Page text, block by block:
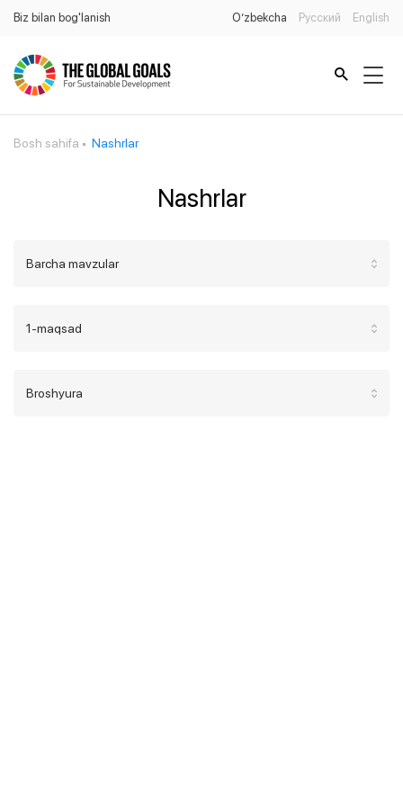
Biz bilan bog'lanish O’zbekcha Русский English
Bosh sahifa Nashrlar
Nashrlar
Barcha mavzular
1-maqsad
Broshyura